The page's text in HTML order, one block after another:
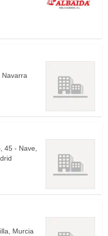
Navarra
45 - Nave,
Murcia